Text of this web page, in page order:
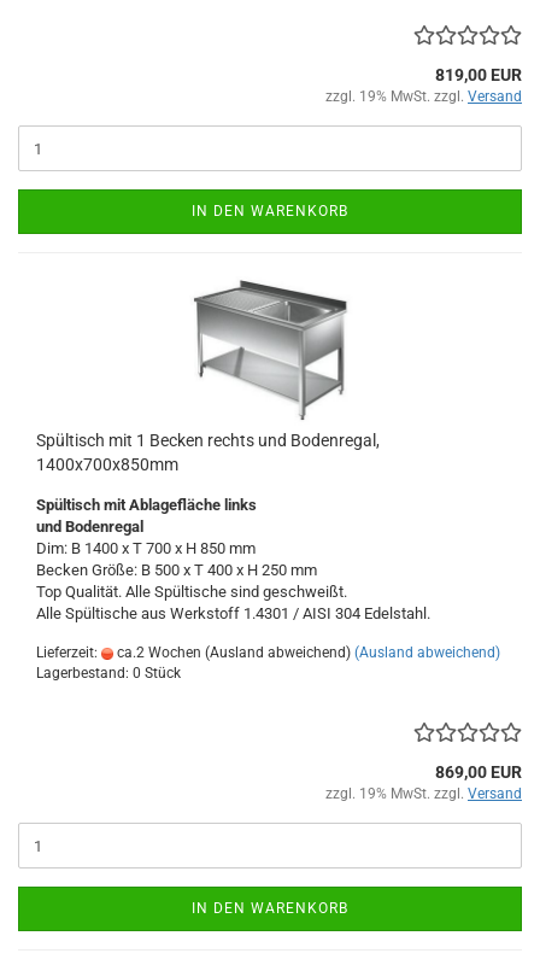
819,00 EUR
zzgl. 19% MwSt. zzgl. Versand
IN DEN WARENKORB
Spültisch mit 1 Becken rechts und Bodenregal,
1400x700x850mm
Spültisch mit Ablagefläche links
und Bodenregal
Dim: B 1400 x T 700 x H 850 mm
Becken Größe: B 500 x T 400 x H 250 mm
Top Qualität. Alle Spültische sind geschweißt.
Alle Spültische aus Werkstoff 1.4301 / AISI 304 Edelstahl.
Lieferzeit: ca.2 Wochen (Ausland abweichend) (Ausland abweichend)
Lagerbestand: 0 Stück
869,00 EUR
zzgl. 19% MwSt. zzgl. Versand
IN DEN WARENKORB